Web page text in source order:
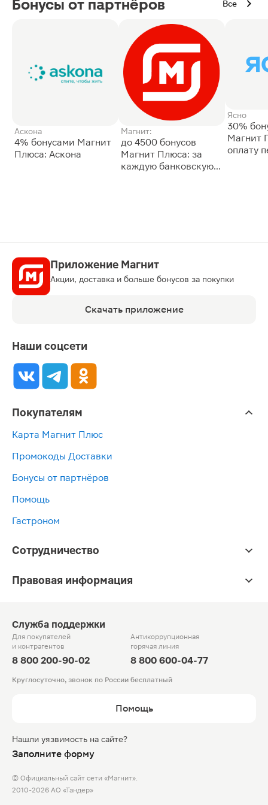
Бонусы от партнёров Все
Аскона
4% бонусами Магнит
Плюса: Аскона
Магнит:
до 4500 бонусов
Магнит Плюса: за
каждую банковскую
Ясно
30%
Магнит
оплату
Приложение Магнит
Акции, доставка и больше бонусов за покупки
Скачать приложение
Наши соцсети
Покупателям
Карта Магнит Плюс
Промокоды Доставки
Бонусы от партнёров
Помощь
Гастроном
Сотрудничество
Правовая информация
Служба поддержки
Для покупателей
и контрагентов
8 800 200-90-02
Антикоррупционная
горячая линия
8 800 600-04-77
Круглосуточно, звонок по России бесплатный
Помощь
Нашли уязвимость на сайте?
Заполните форму
© Официальный сайт сети «Магнит».
2010-2026 АО «Тандер»